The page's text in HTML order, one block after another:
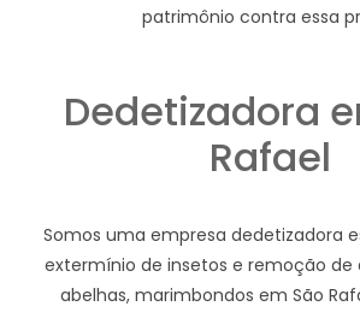
patrimônio contra essa
Dedetizadora
Rafael
Somos uma empresa dedetizadora
extermínio de insetos e remoção de
abelhas, marimbondos em São